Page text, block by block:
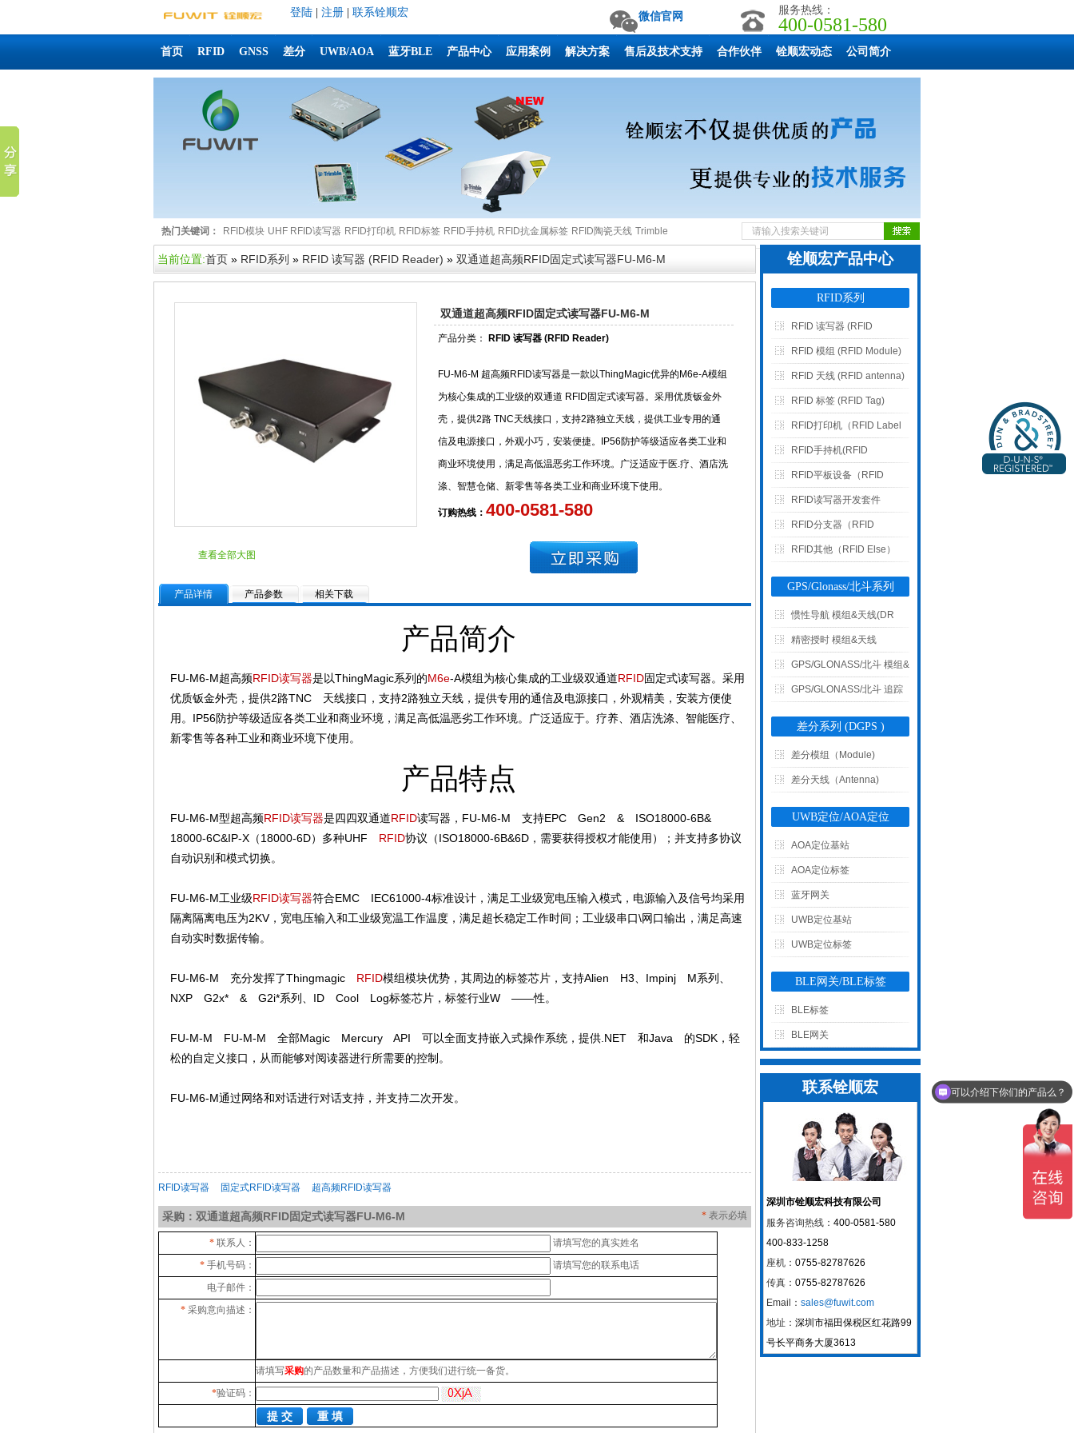
登陆 注册 联系铨顺宏 微信官网 服务热线：
400-0581-580
首页 RFID GNSS 差分 UWB/AOA 蓝牙BLE 产品中心 应用案例 解决方案 售后及技术支持 合作伙伴 铨顺宏动态 公司简介
热门关键词： RFID模块 UHF RFID读写器 RFID打印机 RFID标签 RFID手持机 RFID抗金属标签 RFID陶瓷天线 Trimble
当前位置:首页 » RFID系列 » RFID 读写器 (RFID Reader) » 双通道超高频RFID固定式读写器FU-M6-M
查看全部大图
双通道超高频RFID固定式读写器FU-M6-M
产品分类： RFID 读写器 (RFID Reader)
FU-M6-M 超高频RFID读写器是一款以ThingMagic优异的M6e-A模组
为核心集成的工业级的双通道 RFID固定式读写器。采用优质钣金外
壳，提供2路 TNC天线接口，支持2路独立天线，提供工业专用的通
信及电源接口，外观小巧，安装便捷。IP56防护等级适应各类工业和
商业环境使用，满足高低温恶劣工作环境。广泛适应于医.疗、酒店洗
涤、智慧仓储、新零售等各类工业和商业环境下使用。
订购热线： 400-0581-580
产品详情 产品参数 相关下载
产品简介
FU-M6-M超高频RFID读写器是以ThingMagic系列的M6e-A模组为核心集成的工业级双通道RFID固定式读写器。采用
优质钣金外壳，提供2路TNC 天线接口，支持2路独立天线，提供专用的通信及电源接口，外观精美，安装方便使
用。IP56防护等级适应各类工业和商业环境，满足高低温恶劣工作环境。广泛适应于。疗养、酒店洗涤、智能医疗、
新零售等各种工业和商业环境下使用。
产品特点
FU-M6-M型超高频RFID读写器是四四双通道RFID读写器，FU-M6-M 支持EPC Gen2 & ISO18000-6B&
18000-6C&IP-X（18000-6D）多种UHF RFID协议（ISO18000-6B&6D，需要获得授权才能使用）；并支持多协议
自动识别和模式切换。
FU-M6-M工业级RFID读写器符合EMC IEC61000-4标准设计，满足工业级宽电压输入模式，电源输入及信号均采用
隔离隔离电压为2KV，宽电压输入和工业级宽温工作温度，满足超长稳定工作时间；工业级串口\网口输出，满足高速
自动实时数据传输。
FU-M6-M 充分发挥了Thingmagic RFID模组模块优势，其周边的标签芯片，支持Alien H3、Impinj M系列、
NXP G2x* & G2i*系列、ID Cool Log标签芯片，标签行业W ——性。
FU-M-M FU-M-M 全部Magic Mercury API 可以全面支持嵌入式操作系统，提供.NET 和Java 的SDK，轻
松的自定义接口，从而能够对阅读器进行所需要的控制。
FU-M6-M通过网络和对话进行对话支持，并支持二次开发。
RFID读写器 固定式RFID读写器 超高频RFID读写器
* 表示必填
采购：双通道超高频RFID固定式读写器FU-M6-M
* 联系人：
请填写您的真实姓名
* 手机号码：
请填写您的联系电话
电子邮件：
* 采购意向描述：
请填写采购的产品数量和产品描述，方便我们进行统一备货。
*验证码：
铨顺宏产品中心
RFID系列
RFID 读写器 (RFID
Reader)
RFID 模组 (RFID Module)
RFID 天线 (RFID antenna)
RFID 标签 (RFID Tag)
RFID打印机（RFID Label
Printer）
RFID手持机(RFID
Handset)
RFID平板设备（RFID
Tablet Device）
RFID读写器开发套件
RFID分支器（RFID
multiplexers）
RFID其他（RFID Else）
GPS/Glonass/北斗系列
惯性导航 模组&天线(DR
GPS Module & Antenna)
精密授时 模组&天线
(Timing Module & Antenna)
GPS/GLONASS/北斗 模组&
天线 (GPS/GLONASS/北斗
Module&Antenna)
GPS/GLONASS/北斗 追踪
器&外置接收机(Tracker &
G-Mouse)
差分系列 (DGPS )
差分模组（Module)
差分天线（Antenna)
UWB定位/AOA定位
AOA定位基站
AOA定位标签
蓝牙网关
UWB定位基站
UWB定位标签
BLE网关/BLE标签
BLE标签
BLE网关
联系铨顺宏
深圳市铨顺宏科技有限公司
服务咨询热线： 400-0581-580
400-833-1258
座机： 0755-82787626
传真： 0755-82787626
Email： sales@fuwit.com
地址： 深圳市福田保税区红花路99
号长平商务大厦3613
高精度定位产品有哪些？